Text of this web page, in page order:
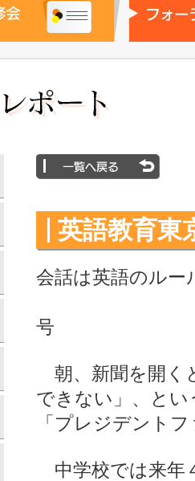
英語教育東
会話は英語のル
号
朝、新聞を開く
できない」、と
「プレジデント
中学校では来年